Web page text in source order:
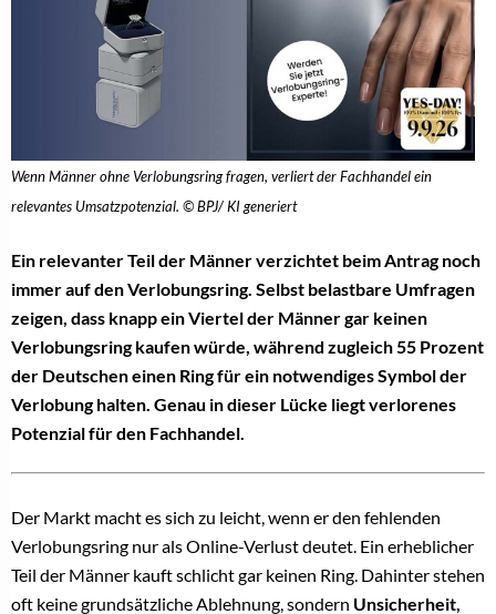
Wenn Männer ohne Verlobungsring fragen, verliert der Fachhandel ein
relevantes Umsatzpotenzial. © BPJ/ KI generiert
Ein relevanter Teil der Männer verzichtet beim Antrag noch
immer auf den Verlobungsring. Selbst belastbare Umfragen
zeigen, dass knapp ein Viertel der Männer gar keinen
Verlobungsring kaufen würde, während zugleich 55 Prozent
der Deutschen einen Ring für ein notwendiges Symbol der
Verlobung halten. Genau in dieser Lücke liegt verlorenes
Potenzial für den Fachhandel.
Der Markt macht es sich zu leicht, wenn er den fehlenden
Verlobungsring nur als Online-Verlust deutet. Ein erheblicher
Teil der Männer kauft schlicht gar keinen Ring. Dahinter stehen
oft keine grundsätzliche Ablehnung, sondern Unsicherheit,